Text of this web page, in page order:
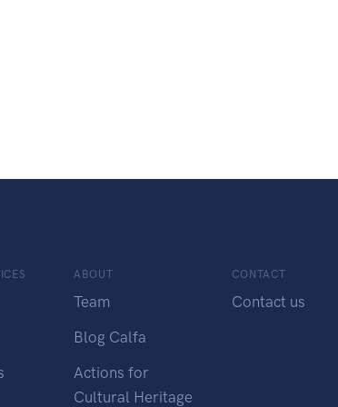
ABOUT
Team
Blog Calfa
Actions for
Cultural Heritage
CONTACT
Contact us